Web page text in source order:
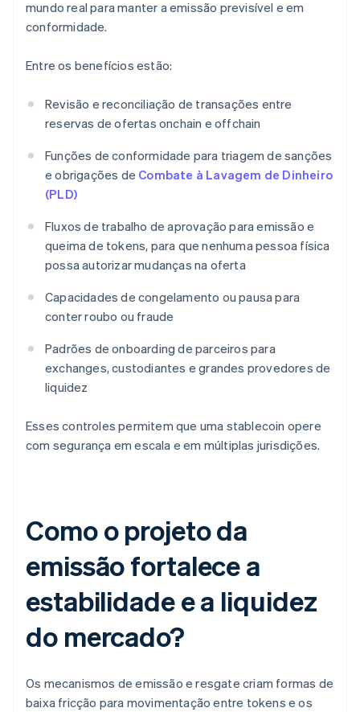
mundo real para manter a emissão previsível e em
conformidade.
Entre os benefícios estão:
Revisão e reconciliação de transações entre
reservas de ofertas onchain e offchain
Funções de conformidade para triagem de sanções
e obrigações de Combate à Lavagem de Dinheiro
(PLD)
Fluxos de trabalho de aprovação para emissão e
queima de tokens, para que nenhuma pessoa física
possa autorizar mudanças na oferta
Capacidades de congelamento ou pausa para
conter roubo ou fraude
Padrões de onboarding de parceiros para
exchanges, custodiantes e grandes provedores de
liquidez
Esses controles permitem que uma stablecoin opere
com segurança em escala e em múltiplas jurisdições.
Como o projeto da
emissão fortalece a
estabilidade e a liquidez
do mercado?
Os mecanismos de emissão e resgate criam formas de
baixa fricção para movimentação entre tokens e os